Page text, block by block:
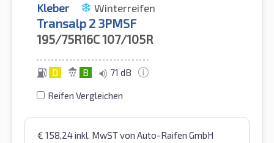
Kleber Winterreifen
Transalp 2 3PMSF
195/75R16C107/105R
D B 71 dB
Reifen Vergleichen
€ 158,24inkl. MwSTvon Auto-Raifen GmbH